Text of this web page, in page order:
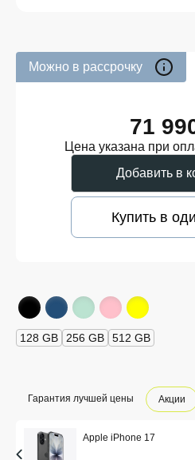
Можно в рассрочку
71
Цена указана при
Добавить в
Купить в
128 GB 256 GB 512 GB
Гарантия лучшей цены Акции
Apple iPhone 17